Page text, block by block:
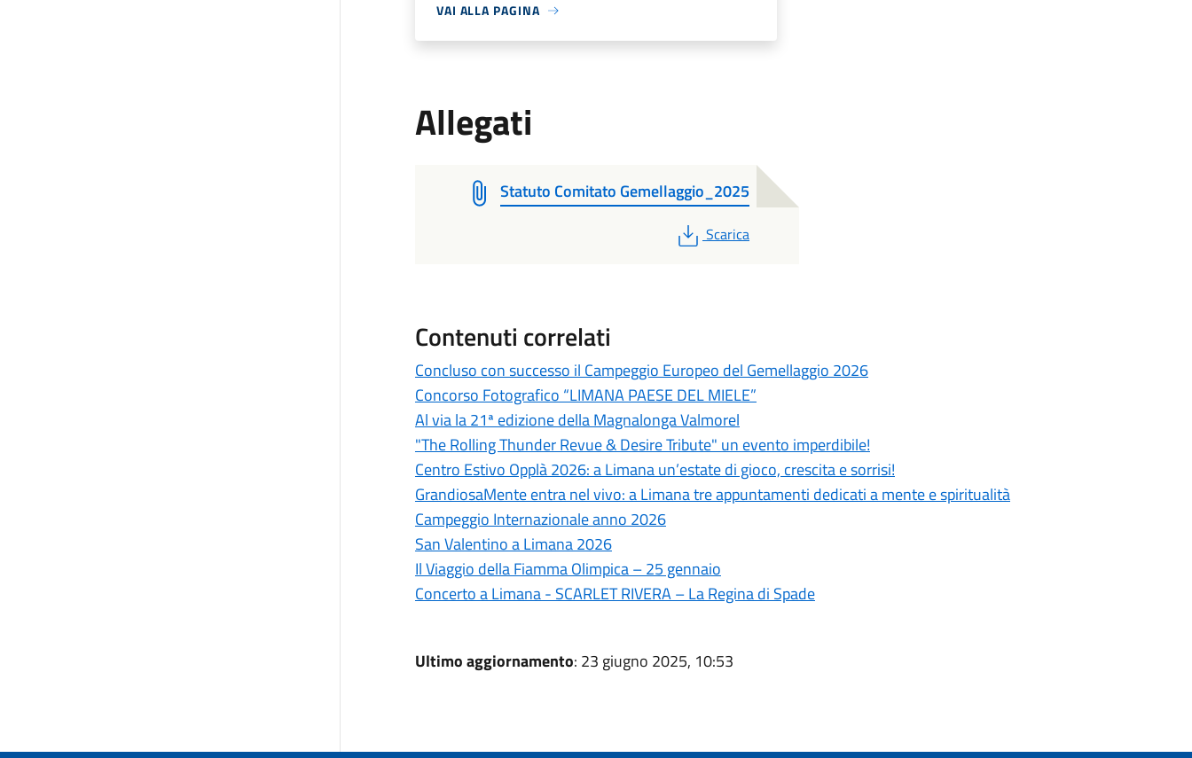
VAI ALLA PAGINA
Allegati
Statuto Comitato Gemellaggio_2025
PDF
Scarica
Contenuti correlati
Concluso con successo il Campeggio Europeo del Gemellaggio 2026
Concorso Fotografico “LIMANA PAESE DEL MIELE”
Al via la 21ª edizione della Magnalonga Valmorel
"The Rolling Thunder Revue & Desire Tribute" un evento imperdibile!
Centro Estivo Opplà 2026: a Limana un’estate di gioco, crescita e sorrisi!
GrandiosaMente entra nel vivo: a Limana tre appuntamenti dedicati a mente e spiritualità
Campeggio Internazionale anno 2026
San Valentino a Limana 2026
Il Viaggio della Fiamma Olimpica – 25 gennaio
Concerto a Limana - SCARLET RIVERA – La Regina di Spade
Ultimo aggiornamento: 23 giugno 2025, 10:53